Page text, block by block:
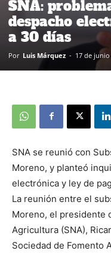
SNA:
despacho
a 30 días
Por Luis Márquez - 17 de junio
SNA se reunió con
Moreno, y planteó
electrónica y ley de
La reunión entre el
Moreno, el presidente
Agricultura (SNA),
Sociedad de Fomento